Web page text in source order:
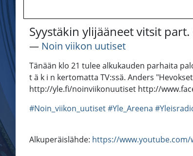
Syystäkin ylijääneet vitsit part.
― Noin viikon uutiset
Tänään klo 21 tulee alkukauden parhaita
t ä k i n kertomatta TV:ssä. Anders
http://yle.fi/noinviikonuutiset http://
#Noin_viikon_uutiset#Yle_Areena
Alkuperäislähde: https://www.youtube.com/